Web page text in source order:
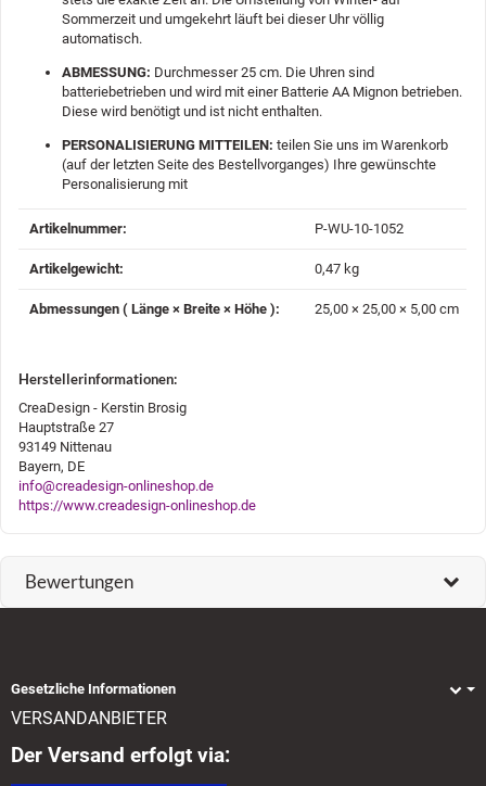
Sommerzeit und umgekehrt läuft bei dieser Uhr völlig
automatisch.
ABMESSUNG: Durchmesser 25 cm. Die Uhren sind
batteriebetrieben und wird mit einer Batterie AA Mignon betrieben.
Diese wird benötigt und ist nicht enthalten.
PERSONALISIERUNG MITTEILEN: teilen Sie uns im Warenkorb
(auf der letzten Seite des Bestellvorganges) Ihre gewünschte
Personalisierung mit
Produkteigenschaft
Wert
Artikelnummer: P-WU-10-1052
Artikelgewicht‍: 0,47 kg
Abmessungen ( Länge × Breite × Höhe )‍: 25,00 × 25,00 × 5,00 cm
Herstellerinformationen:
CreaDesign - Kerstin Brosig
Hauptstraße 27
93149 Nittenau
Bayern, DE
info@creadesign-onlineshop.de
https://www.creadesign-onlineshop.de
Bewertungen
Gesetzliche Informationen
VERSANDANBIETER
Der Versand erfolgt via: